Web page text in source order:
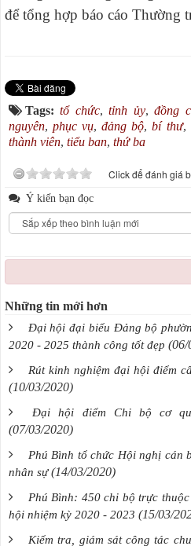
để tổng hợp báo cáo Thường
Tags:tổ chức,tỉnh ủy,đồng
nguyên,phục vụ,đảng bộ,bí thư,
thành viên, tiểu ban, thứ ba
Click để đánh giá
Ý kiến bạn đọc
Những tin mới hơn
Đại hội đại biểu Đảng bộ
2020 - 2025 thành công tốt đẹp (06/
Rút kinh nghiệm đại hội điểm
(10/03/2020)
Đại hội điểm Chi bộ cơ
(07/03/2020)
Phú Bình tổ chức Hội nghị cán
nhân sự (14/03/2020)
Phú Bình: 450 chi bộ trực
hội nhiệm kỳ 2020 - 2023 (15/03/
Kiểm tra, giám sát công tác